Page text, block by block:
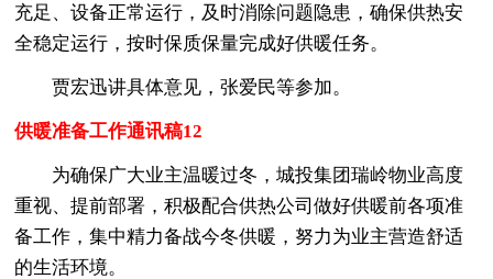
充足、设备正常运行，及时消除问题隐患，确保供热安
全稳定运行，按时保质保量完成好供暖任务。
贾宏迅讲具体意见，张爱民等参加。
供暖准备工作通讯稿12
为确保广大业主温暖过冬，城投集团瑞岭物业高度
重视、提前部署，积极配合供热公司做好供暖前各项准
备工作，集中精力备战今冬供暖，努力为业主营造舒适
的生活环境。